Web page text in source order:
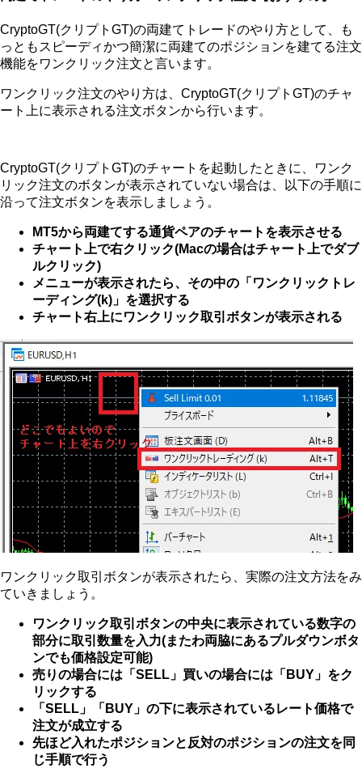
CryptoGT(クリプトGT)の両建てトレードのやり方として、も
っともスピーディかつ簡潔に両建てのポジションを建てる注文
機能をワンクリック注文と言います。
ワンクリック注文のやり方は、CryptoGT(クリプトGT)のチャ
ート上に表示される注文ボタンから行います。
CryptoGT(クリプトGT)のチャートを起動したときに、ワンク
リック注文のボタンが表示されていない場合は、以下の手順に
沿って注文ボタンを表示しましょう。
MT5から両建てする通貨ペアのチャートを表示させる
チャート上で右クリック(Macの場合はチャート上でダブ
ルクリック)
メニューが表示されたら、その中の「ワンクリックトレ
ーディング(k)」を選択する
チャート右上にワンクリック取引ボタンが表示される
ワンクリック取引ボタンが表示されたら、実際の注文方法をみ
ていきましょう。
ワンクリック取引ボタンの中央に表示されている数字の
部分に取引数量を入力(またわ両脇にあるプルダウンボタ
ンでも価格設定可能)
売りの場合には「SELL」買いの場合には「BUY」をク
リックする
「SELL」「BUY」の下に表示されているレート価格で
注文が成立する
先ほど入れたポジションと反対のポジションの注文を同
じ手順で行う